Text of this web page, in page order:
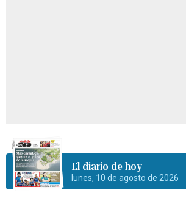
El diario de hoy
lunes, 10 de agosto de 2026